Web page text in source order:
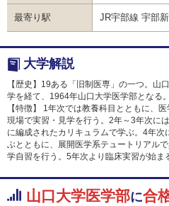
②経済的理由に
のうち，授業料
まれる者。
免除 -
備考 -
最寄り駅 JR宇部線 宇部
大学解説
【歴史】19ある「旧制医専」の一つ。山
学を経て、1964年山口大学医学部となる。
【特徴】 1年次では教養科目とともに、
現場で実習・見学を行う。2年～3年次に
に編成されたカリキュラムで学ぶ。4年
ぶとともに、展開医学系テュートリアル
学自習を行う。5年次より臨床実習が始ま
山口大学医学部に合